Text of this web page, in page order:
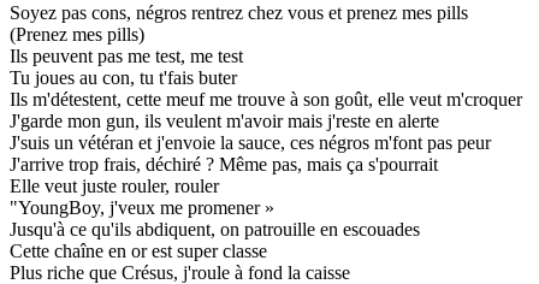
Soyez pas cons, négros rentrez chez vous et prenez mes pills
(Prenez mes pills)
Ils peuvent pas me test, me test
Tu joues au con, tu t'fais buter
Ils m'détestent, cette meuf me trouve à son goût, elle veut m'croquer
J'garde mon gun, ils veulent m'avoir mais j'reste en alerte
J'suis un vétéran et j'envoie la sauce, ces négros m'font pas peur
J'arrive trop frais, déchiré ? Même pas, mais ça s'pourrait
Elle veut juste rouler, rouler
"YoungBoy, j'veux me promener »
Jusqu'à ce qu'ils abdiquent, on patrouille en escouades
Cette chaîne en or est super classe
Plus riche que Crésus, j'roule à fond la caisse